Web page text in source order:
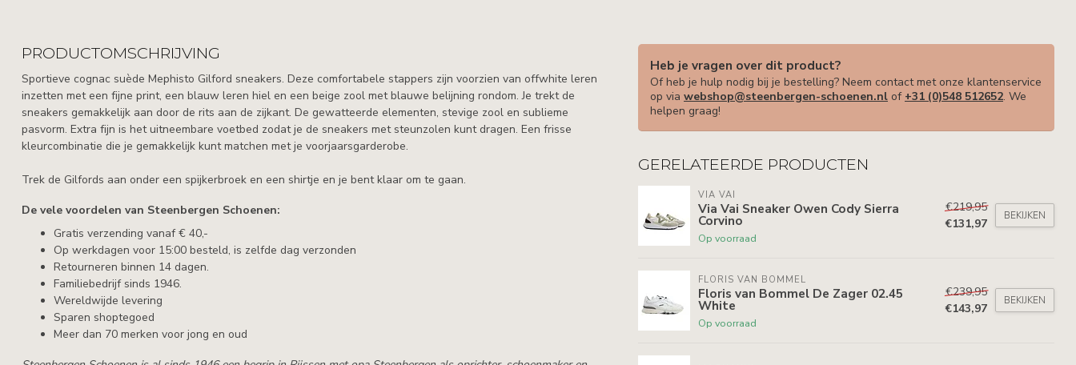
PRODUCTOMSCHRIJVING
Sportieve cognac suède Mephisto Gilford sneakers. Deze comfortabele stappers zijn voorzien van offwhite leren
inzetten met een fijne print, een blauw leren hiel en een beige zool met blauwe belijning rondom. Je trekt de
sneakers gemakkelijk aan door de rits aan de zijkant. De gewatteerde elementen, stevige zool en sublieme
pasvorm. Extra fijn is het uitneembare voetbed zodat je de sneakers met steunzolen kunt dragen. Een frisse
kleurcombinatie die je gemakkelijk kunt matchen met je voorjaarsgarderobe.
Trek de Gilfords aan onder een spijkerbroek en een shirtje en je bent klaar om te gaan.
De vele voordelen van Steenbergen Schoenen:
Gratis verzending vanaf € 40,-
Op werkdagen voor 15:00 besteld, is zelfde dag verzonden
Retourneren binnen 14 dagen.
Familiebedrijf sinds 1946.
Wereldwijde levering
Sparen shoptegoed
Meer dan 70 merken voor jong en oud
Heb je vragen over dit product?
Of heb je hulp nodig bij je bestelling? Neem contact met onze klantenservice
op via webshop@steenbergen-schoenen.nl of +31 (0)548 512652. We
helpen graag!
GERELATEERDE PRODUCTEN
VIA VAI
Via Vai Sneaker Owen Cody Sierra
Corvino
Op voorraad
€219,95
€131,97
BEKIJKEN
FLORIS VAN BOMMEL
Floris van Bommel De Zager 02.45
White
Op voorraad
€239,95
€143,97
BEKIJKEN